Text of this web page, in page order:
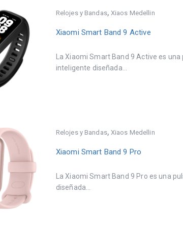
Relojes y Bandas, Xiaos Medellin
Xiaomi Smart Band 9 Active
La Xiaomi Smart Band 9 Active es una
inteligente diseñada...
Relojes y Bandas, Xiaos Medellin
Xiaomi Smart Band 9 Pro
La Xiaomi Smart Band 9 Pro es una
diseñada...